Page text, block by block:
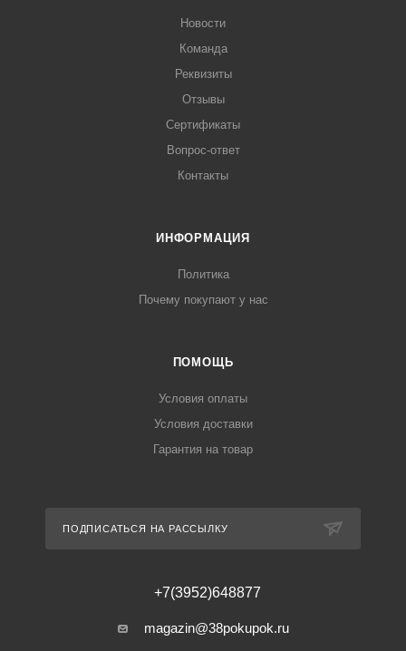
Новости
Команда
Реквизиты
Отзывы
Сертификаты
Вопрос-ответ
Контакты
ИНФОРМАЦИЯ
Политика
Почему покупают у нас
ПОМОЩЬ
Условия оплаты
Условия доставки
Гарантия на товар
ПОДПИСАТЬСЯ НА РАССЫЛКУ
+7(3952)648877
magazin@38pokupok.ru